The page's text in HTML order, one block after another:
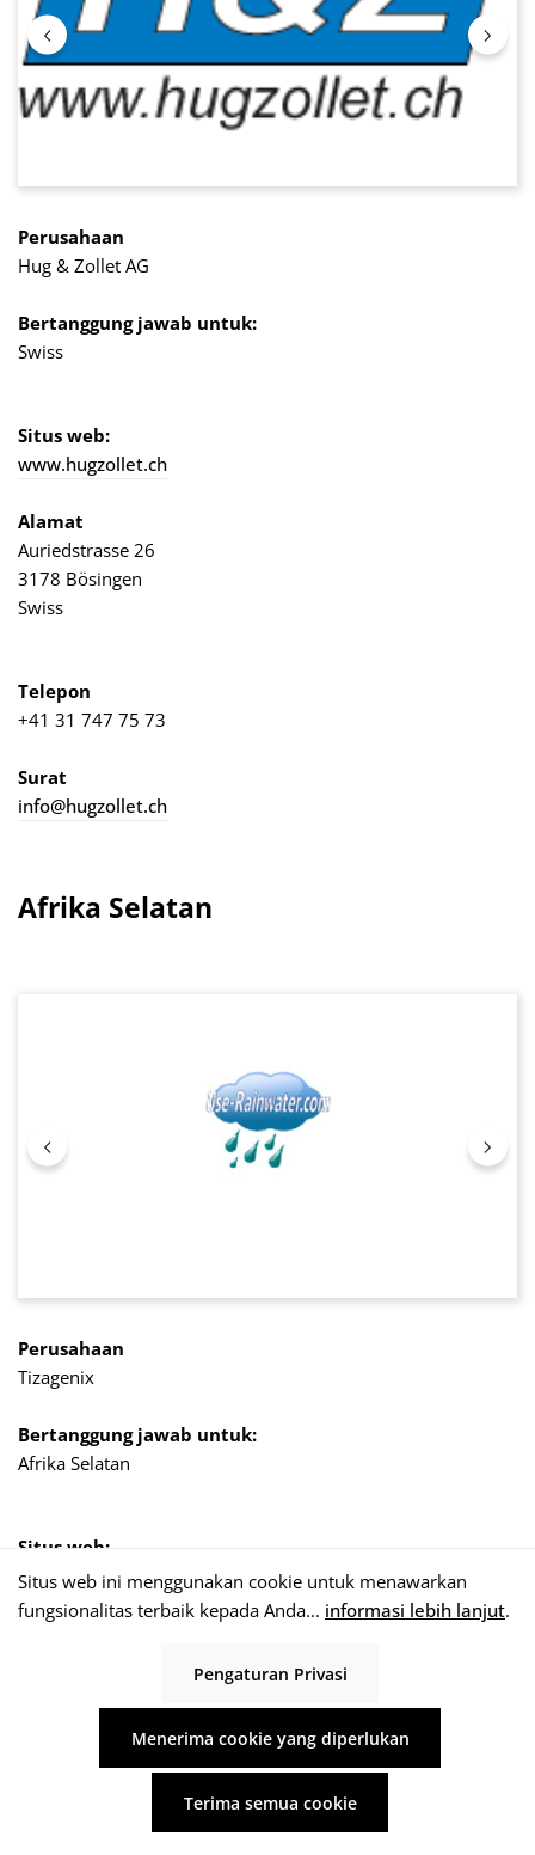
Perusahaan
Hug & Zollet AG
Bertanggung jawab untuk:
Swiss
Situs web:
www.hugzollet.ch
Alamat
Auriedstrasse 26
3178 Bösingen
Swiss
Telepon
+41 31 747 75 73
Surat
info@hugzollet.ch
Afrika Selatan
Perusahaan
Tizagenix
Bertanggung jawab untuk:
Afrika Selatan
Situs web:
www.use-rainwater.com
Situs web ini menggunakan cookie untuk menawarkan
fungsionalitas terbaik kepada Anda... informasi lebih lanjut.
Pengaturan Privasi
Menerima cookie yang diperlukan
Terima semua cookie